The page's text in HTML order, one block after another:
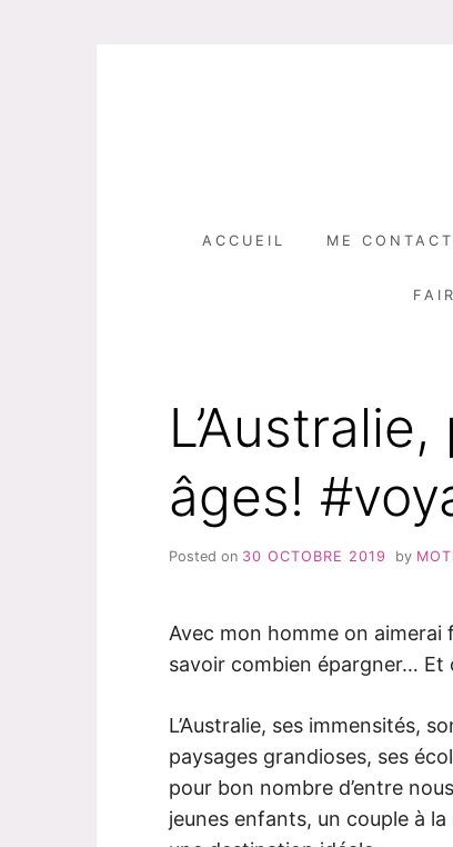
ACCUEIL ME
âges!
Posted on 30 OCTOBRE 2019 by
Avec mon homme on
savoir combien épargner… Et
L’Australie, ses immensités,
paysages grandioses, ses
pour bon nombre d’entre
jeunes enfants, un couple à la